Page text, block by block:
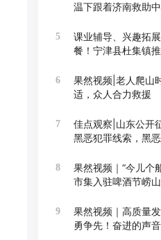
温下跟着济南救助
5
课业辅导、兴趣拓
餐！宁津县杜集镇
6
果然视频|老人爬山
适，众人合力救援
7
佳点观察|山东公开
黑恶犯罪线索，黑
8
果然视频｜“今儿个
市集入驻啤酒节崂
9
果然视频｜高质量
勇争先！奋进的声